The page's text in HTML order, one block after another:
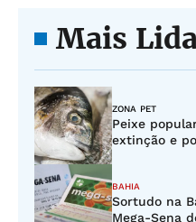
Mais
ZONA PET
Peixe
extinção e
BAHIA
Sortudo na
Mega-Sena